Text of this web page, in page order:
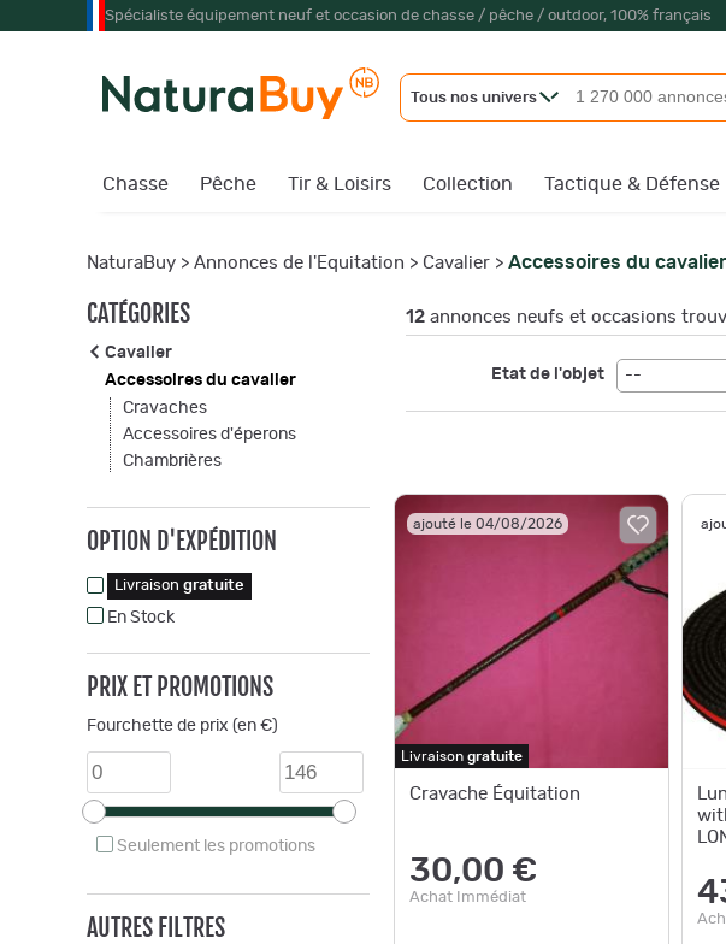
Spécialiste équipement neuf et occasion de chasse / pêche / outdoor, 100% français
Tous nos univers
Chasse Pêche Tir & Loisirs Collection Tactique & Défense
NaturaBuy > Annonces de l'Equitation > Cavalier > Accessoires du cavalier
CATÉGORIES
Cavalier
Accessoires du cavalier
Cravaches
Accessoires d'éperons
Chambrières
OPTION D'EXPÉDITION
Livraison gratuite
En Stock
PRIX ET PROMOTIONS
Fourchette de prix (en €)
Seulement les promotions
AUTRES FILTRES
12 annonces neufs et occasions
Etat de l'objet --
ajouté le 04/08/2026
Livraison gratuite
Cravache Équitation
30,00 €
Achat Immédiat